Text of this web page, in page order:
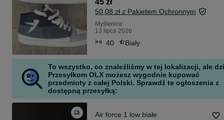
45 zł
50,08 zł z Pakietem Ochronnym
Myślenice
13 lipca 2026
40 Biały
To wszystko, co znaleźliśmy w tej lokalizacji, ale
Przesyłkom OLX możesz wygodnie kupować
przedmioty z całej Polski. Sprawdź te ogłoszenia z
dostępną przesyłką:
Air force 1 low białe